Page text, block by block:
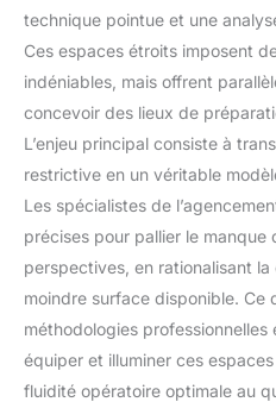
technique pointue et une
Ces espaces étroits imposent
indéniables, mais offrent
concevoir des lieux de
L’enjeu principal consiste à
restrictive en un véritable
Les spécialistes de
précises pour pallier le manque
perspectives, en rationalisant
moindre surface disponible. Ce
méthodologies professionnelles
équiper et illuminer ces
fluidité opératoire optimale au